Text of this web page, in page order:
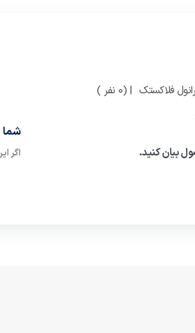
فلاکستک | (0 نفر )
بیان کنید.
شما
اگر